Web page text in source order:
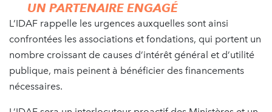
UN PARTENAIRE ENGAGÉ
L’IDAF rappelle les urgences auxquelles sont ainsi
confrontées les associations et fondations, qui portent un
nombre croissant de causes d’intérêt général et d’utilité
publique, mais peinent à bénéficier des financements
nécessaires.